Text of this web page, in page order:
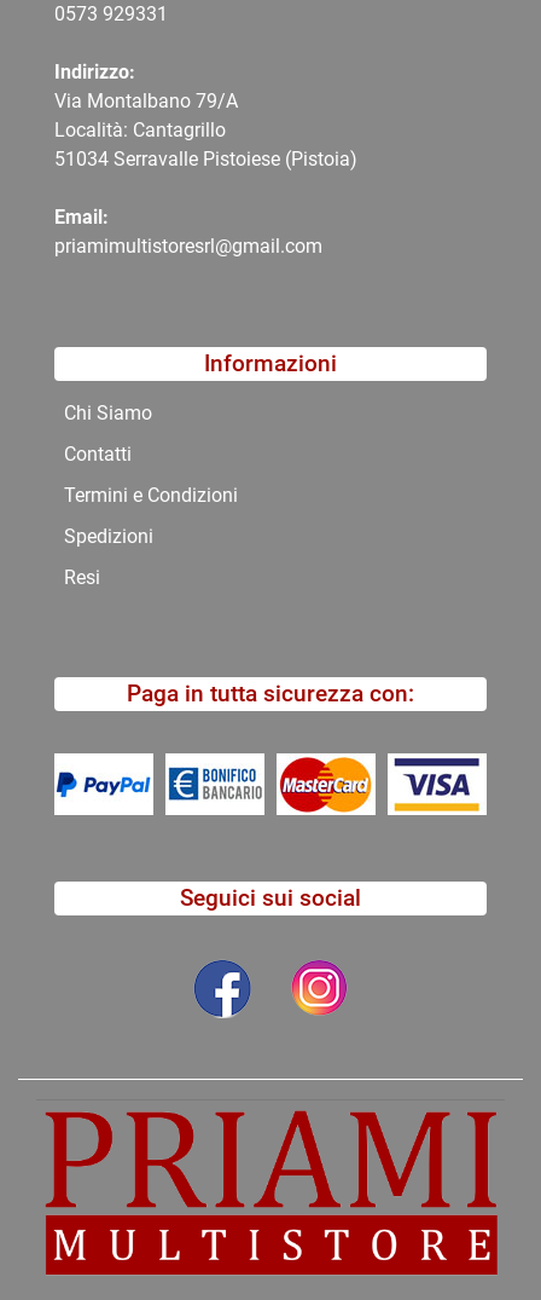
0573 929331
Indirizzo:
Via Montalbano 79/A
Località: Cantagrillo
51034 Serravalle Pistoiese (Pistoia)
Email:
priamimultistoresrl@gmail.com
Informazioni
Chi Siamo
Contatti
Termini e Condizioni
Spedizioni
Resi
Paga in tutta sicurezza con:
Seguici sui social